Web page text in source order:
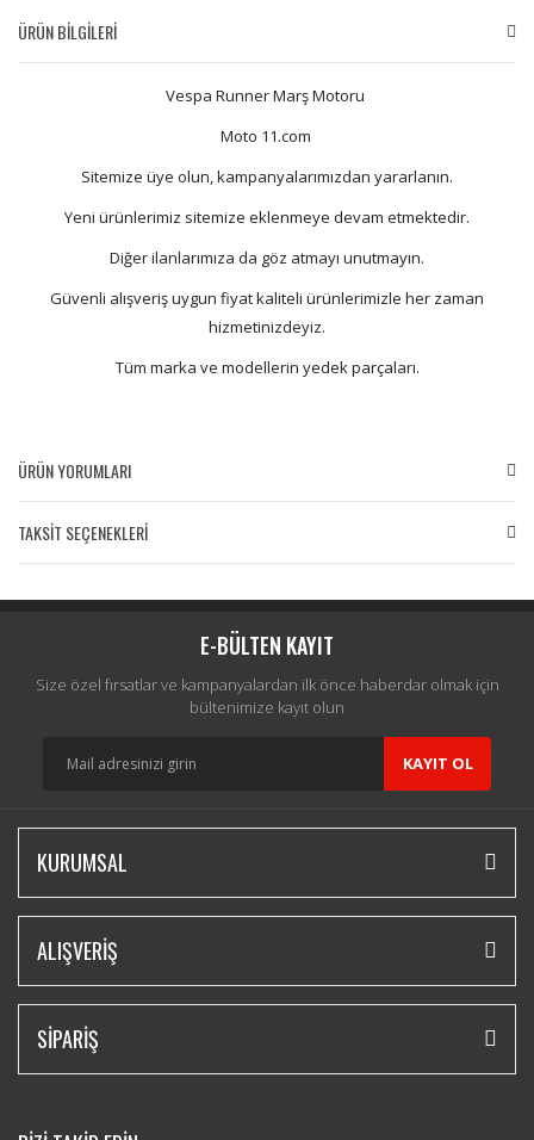
ÜRÜN BİLGİLERİ
Vespa Runner Marş Motoru
Moto 11.com
Sitemize üye olun, kampanyalarımızdan yararlanın.
Yeni ürünlerimiz sitemize eklenmeye devam etmektedir.
Diğer ilanlarımıza da göz atmayı unutmayın.
Güvenli alışveriş uygun fiyat kaliteli ürünlerimizle her zaman
hizmetinizdeyiz.
Tüm marka ve modellerin yedek parçaları.
ÜRÜN YORUMLARI
Yorum Yaz
TAKSİT SEÇENEKLERİ
E-BÜLTEN KAYIT
Size özel fırsatlar ve kampanyalardan ilk önce haberdar olmak için
bültenimize kayıt olun
KAYIT OL
KURUMSAL
ALIŞVERİŞ
SİPARİŞ